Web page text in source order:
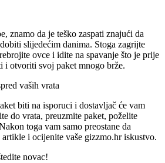
znamo da je teško zaspati znajući da
slijedećim danima. Stoga zagrijte
ovce i idite na spavanje što je prije
i otvoriti svoj paket mnogo brže.
vaših vrata
biti na isporuci i dostavljač će vam
do vrata, preuzmite paket, poželite
toga vam samo preostane da
i ocijenite vaše gizzmo.hr iskustvo.
novac!